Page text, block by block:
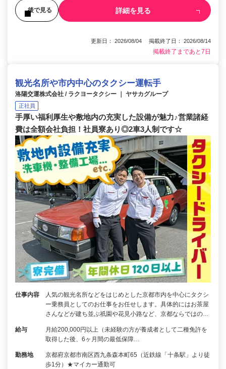
後で見る 詳細を見る
更新日： 2026/08/04 掲載終了日： 2026/08/14
掲載終了まであと7日
観光名所や市内中心のタクシー運転手
洛陽交運株式会社 / ラクヨータクシー ｜ ヤサカグループ
正社員
手厚い福利厚生や敷地内の充実した設備が魅力♪営業諸経
費は全額会社負担！社員寮あり◎2車3人制です☆
仕事内容
人気の観光名所などをはじめとした京都市内を中心にタクシ
ー乗務員としてのお仕事をお任せします。具体的にはお茶屋
さんなどが建ち並ぶ祇園や花見小路など、京都ならではの…
給与
月給200,000円以上（未経験の方が養成者として二種免許を
取得した後、6ヶ月間の最低保障…
勤務地
京都府京都市南区西九条森本町65（近鉄線「十条駅」より徒
歩1分）★マイカー通勤可